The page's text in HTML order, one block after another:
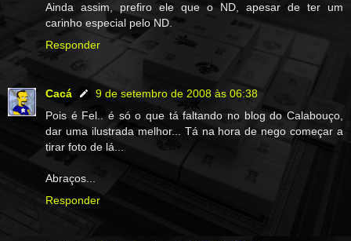
Ainda assim, prefiro ele que o ND, apesar de ter um
carinho especial pelo ND.
Responder
Cacá
9 de setembro de 2008 às 06:38
Pois é Fel.. é só o que tá faltando no blog do Calabouço,
dar uma ilustrada melhor... Tá na hora de nego começar a
tirar foto de lá...
Abraços...
Responder